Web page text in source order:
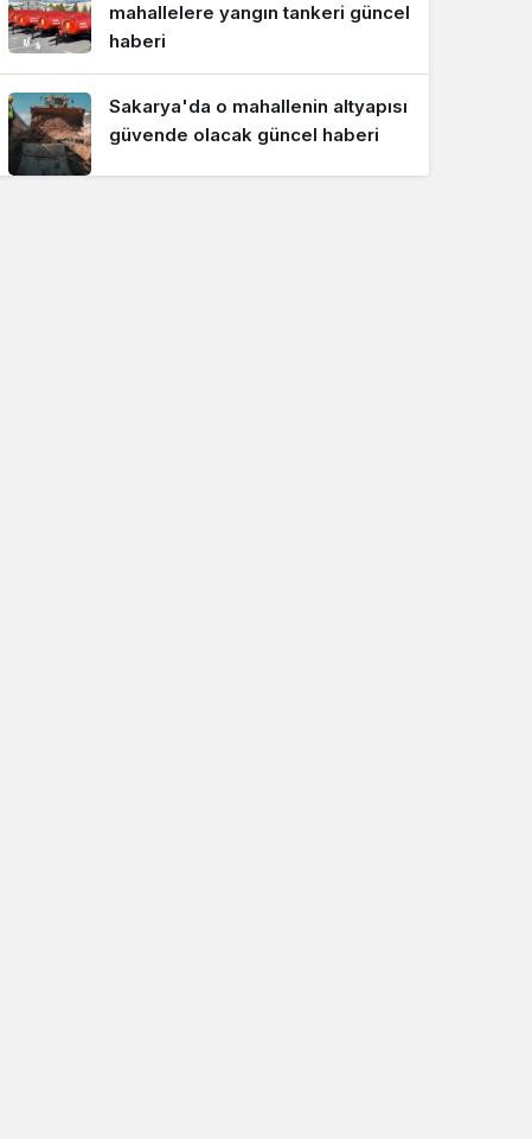
mahallelere yangın tankeri güncel
haberi
Sakarya'da o mahallenin altyapısı
güvende olacak güncel haberi